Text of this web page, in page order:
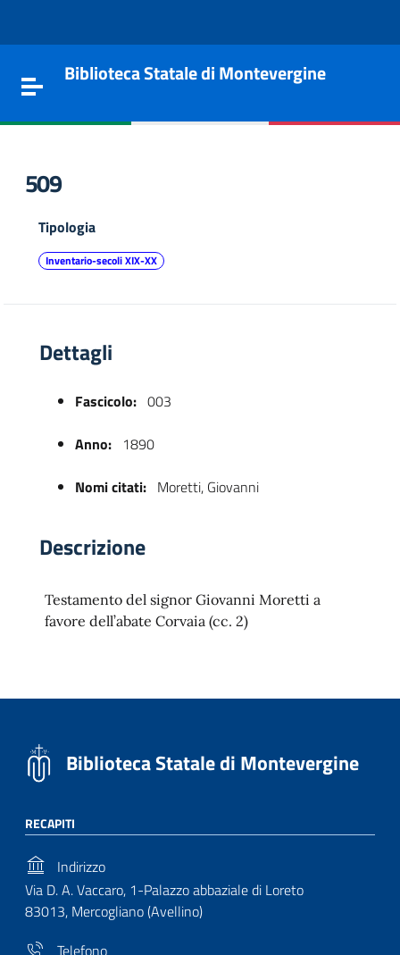
Toggle navigation
Biblioteca Statale di Montevergine
509
Tipologia
Inventario-secoli XIX-XX
Dettagli
Fascicolo: 003
Anno: 1890
Nomi citati: Moretti, Giovanni
Descrizione
Testamento del signor Giovanni Moretti a
favore dell’abate Corvaia (cc. 2)
Biblioteca Statale di Montevergine
RECAPITI
Indirizzo
Via D. A. Vaccaro, 1-Palazzo abbaziale di Loreto
83013, Mercogliano (Avellino)
Telefono